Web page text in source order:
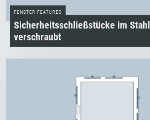
FENSTER FEATURES
Sicherheitsschließstücke im Stahl
verschraubt